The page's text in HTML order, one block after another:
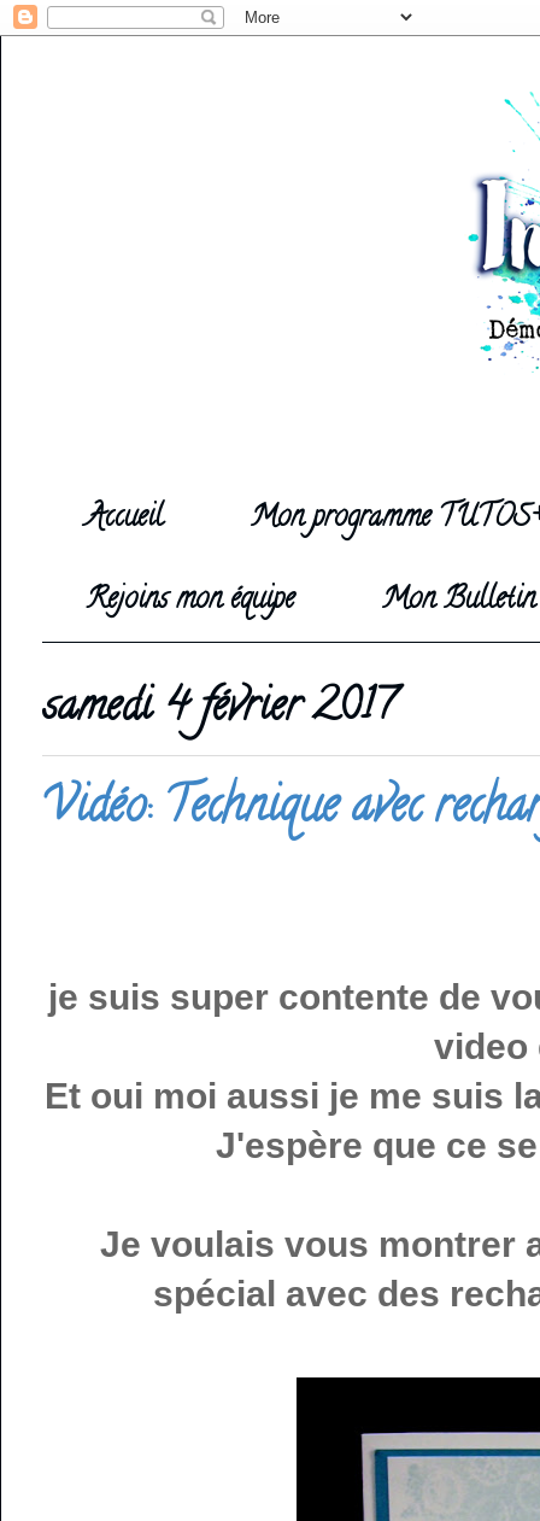
Accueil
Mon programme
Rejoins mon équipe
Mon
samedi 4 février 2017
Vidéo: Technique avec
je suis super contente de
video
Et oui moi aussi je me suis
J'espère que ce
Je voulais vous montrer
spécial avec des